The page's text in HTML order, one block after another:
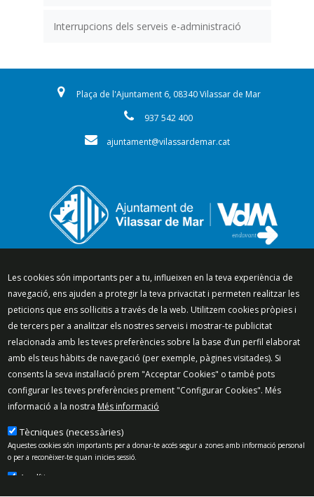
Interrupcions dels serveis e-administració
Plaça de l'Ajuntament 6, 08340 Vilassar de Mar
937 542 400
ajuntament@vilassardemar.cat
Segueix-nos a:
Mapa del lloc
Política de Privacitat
Política de Xarxes Socials
Política de cookies
Protecció de dades
Avís legal
Contacte
Preguntes freqüents
© 2025 - Ajuntament de Vilassar de Mar
Les cookies són importants per a tu, influeixen en la teva experiència de
navegació, ens ajuden a protegir la teva privacitat i permeten realitzar les
peticions que ens sol·licitis a través de la web. Utilitzem cookies pròpies i
de tercers per a analitzar els nostres serveis i mostrar-te publicitat
relacionada amb les teves preferències sobre la base d’un perfil elaborat
amb els teus hàbits de navegació (per exemple, pàgines visitades). Si
consents la seva instal·lació prem "Acceptar Cookies" o també pots
configurar les teves preferències prement "Configurar Cookies". Més
informació a la nostra Més informació
Tècniques (necessàries)
Aquestes cookies són importants per a donar-te accés segur a zones amb informació personal
o per a reconèixer-te quan inicies sessió.
Analítiques